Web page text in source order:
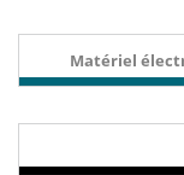
Matériel